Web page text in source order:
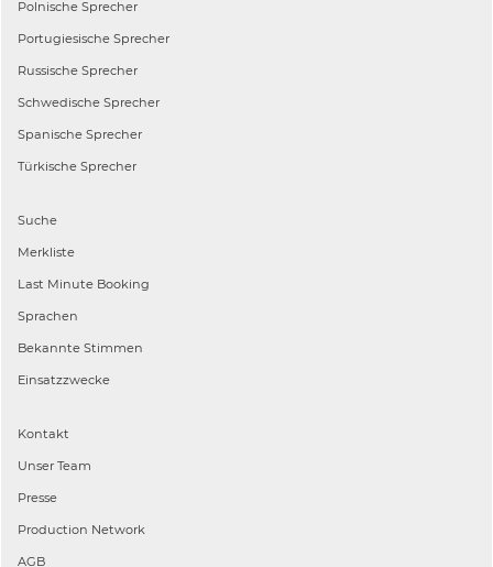
Polnische Sprecher
Portugiesische Sprecher
Russische Sprecher
Schwedische Sprecher
Spanische Sprecher
Türkische Sprecher
Suche
Merkliste
Last Minute Booking
Sprachen
Bekannte Stimmen
Einsatzzwecke
Kontakt
Unser Team
Presse
Production Network
AGB